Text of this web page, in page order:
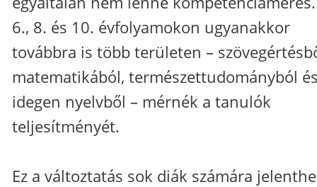
6., 8. és 10. évfolyamokon ugyanakkor
továbbra is több területen –
matematikából, természettudományból
idegen nyelvből – mérnék a tanulók
teljesítményét.
Ez a változtatás sok diák számára